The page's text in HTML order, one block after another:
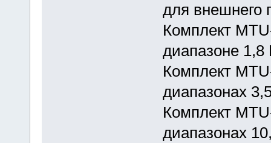
для внешнего
Комплект
диапазоне
Комплект
диапазонах
Комплект
диапазонах